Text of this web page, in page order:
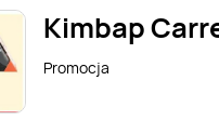
Kimbap
Promocja